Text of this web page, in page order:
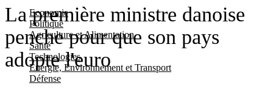
Economie
Politique
Agriculture et Alimentation
Santé
Technologies
Energie, Environnement et Transport
Défense
La première ministre danoise
penche pour que son pays
adopte l'euro